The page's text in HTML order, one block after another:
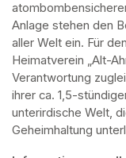
Anlage stehen den
aller Welt ein. Für
Heimatverein „Alt-
Verantwortung
ihrer ca. 1,5-
unterirdische Welt,
Geheimhaltung